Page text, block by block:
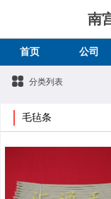
南
首页 公司
分类列表
毛毡条